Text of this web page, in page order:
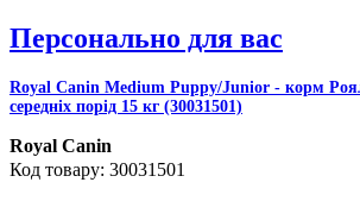
Персонально для вас
Royal Canin Medium Puppy/Junior - корм
середніх порід 15 кг (30031501)
Royal Canin
30031501